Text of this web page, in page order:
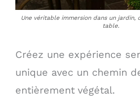
Une véritable immersion dans un jardin,
table.
Créez une expérience
unique avec un chemin
entièrement végétal.